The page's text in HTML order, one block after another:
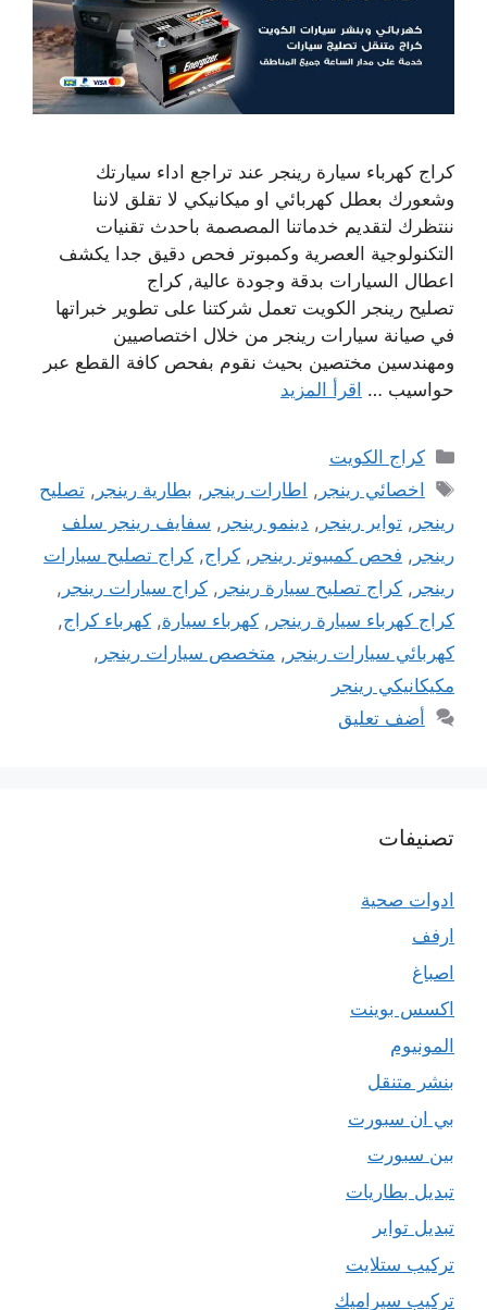
كراج كهرباء سيارة رينجر عند تراجع اداء سيارتك
وشعورك بعطل كهربائي او ميكانيكي لا تقلق لاننا
ننتظرك لتقديم خدماتنا المصصمة باحدث تقنيات
التكنولوجية العصرية وكمبوتر فحص دقيق جدا يكشف
اعطال السيارات بدقة وجودة عالية, كراج
تصليح رينجر الكويت تعمل شركتنا على تطوير خبراتها
في صيانة سيارات رينجر من خلال اختصاصيين
ومهندسين مختصين بحيث نقوم بفحص كافة القطع عبر
حواسيب … اقرأ المزيد
التصنيفات
كراج الكويت
الوسوم
اخصائي رينجر , اطارات رينجر , بطارية رينجر ,تصليح
رينجر , تواير رينجر , دينمو رينجر , سفايف رينجر سلف
رينجر , فحص كمبيوتر رينجر , كراج, كراج تصليح سيارات
رينجر , كراج تصليح سيارة رينجر , كراج سيارات رينجر ,
كراج كهرباء سيارة رينجر , كهرباء سيارة, كهرباء كراج,
كهربائي سيارات رينجر , متخصص سيارات رينجر ,
مكيكانيكي رينجر
أضف تعليق
تصنيفات
ادوات صحية
ارفف
اصباغ
اكسس بوينت
المونيوم
بنشر متنقل
بي ان سبورت
بين سبورت
تبديل بطاريات
تبديل تواير
تركيب ستلايت
تركيب سيراميك